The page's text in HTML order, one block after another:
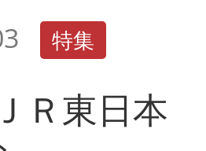
特集
東日本